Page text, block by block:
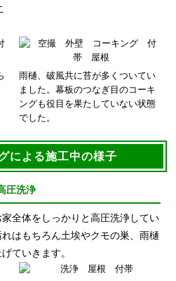
雨樋、破風共に苔が多くついてい
ました。幕板のつなぎ目のコーキ
ングも役目を果たしていない状態
でした。
による施工中の様子
圧洗浄
全体をしっかりと高圧洗浄してい
はもちろん土埃やクモの巣、雨樋
ていきます。